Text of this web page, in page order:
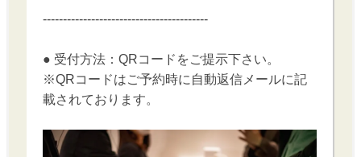
-----------------------------------------
● 受付方法：QRコードをご提示下さい。
※QRコードはご予約時に自動返信メールに記
載されております。